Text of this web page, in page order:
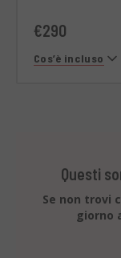
€290
Cos’è incluso
Questi
Se non trovi
giorno